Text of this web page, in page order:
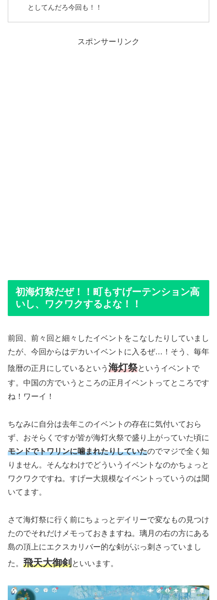
としてんだろ今回も！！
スポンサーリンク
初海灯祭だぜ！！町もすげーテンション高
いし、ワクワクするよな！！
前回、前々回と細々したイベントをこなしたりしていまし
たが、今回からはデカいイベントに入るぜ…！そう、毎年
陰暦の正月にしているという 海灯祭というイベントで
す。中国の方でいうところの正月イベントってところです
ね！ワーイ！
ちなみに自分は去年このイベントの存在に気付いておら
ず、おそらくですが皆が海灯火祭で盛り上がっていた頃に
モンドでトワリンに噛まれたりしていたのでマジで全く知
りません。そんなわけでどういうイベントなのかちょっと
ワクワクですね。すげー大規模なイベントっていうのは聞
いてます。
さて海灯祭に行く前にちょっとデイリーで変なもの見つけ
たのでそれだけメモっておきますね。璃月の右の方にある
島の頂上にエクスカリバー的な剣がぶっ刺さっていまし
た。 飛天大御剣といいます。